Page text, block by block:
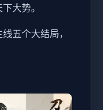
大势。
五个大结局，